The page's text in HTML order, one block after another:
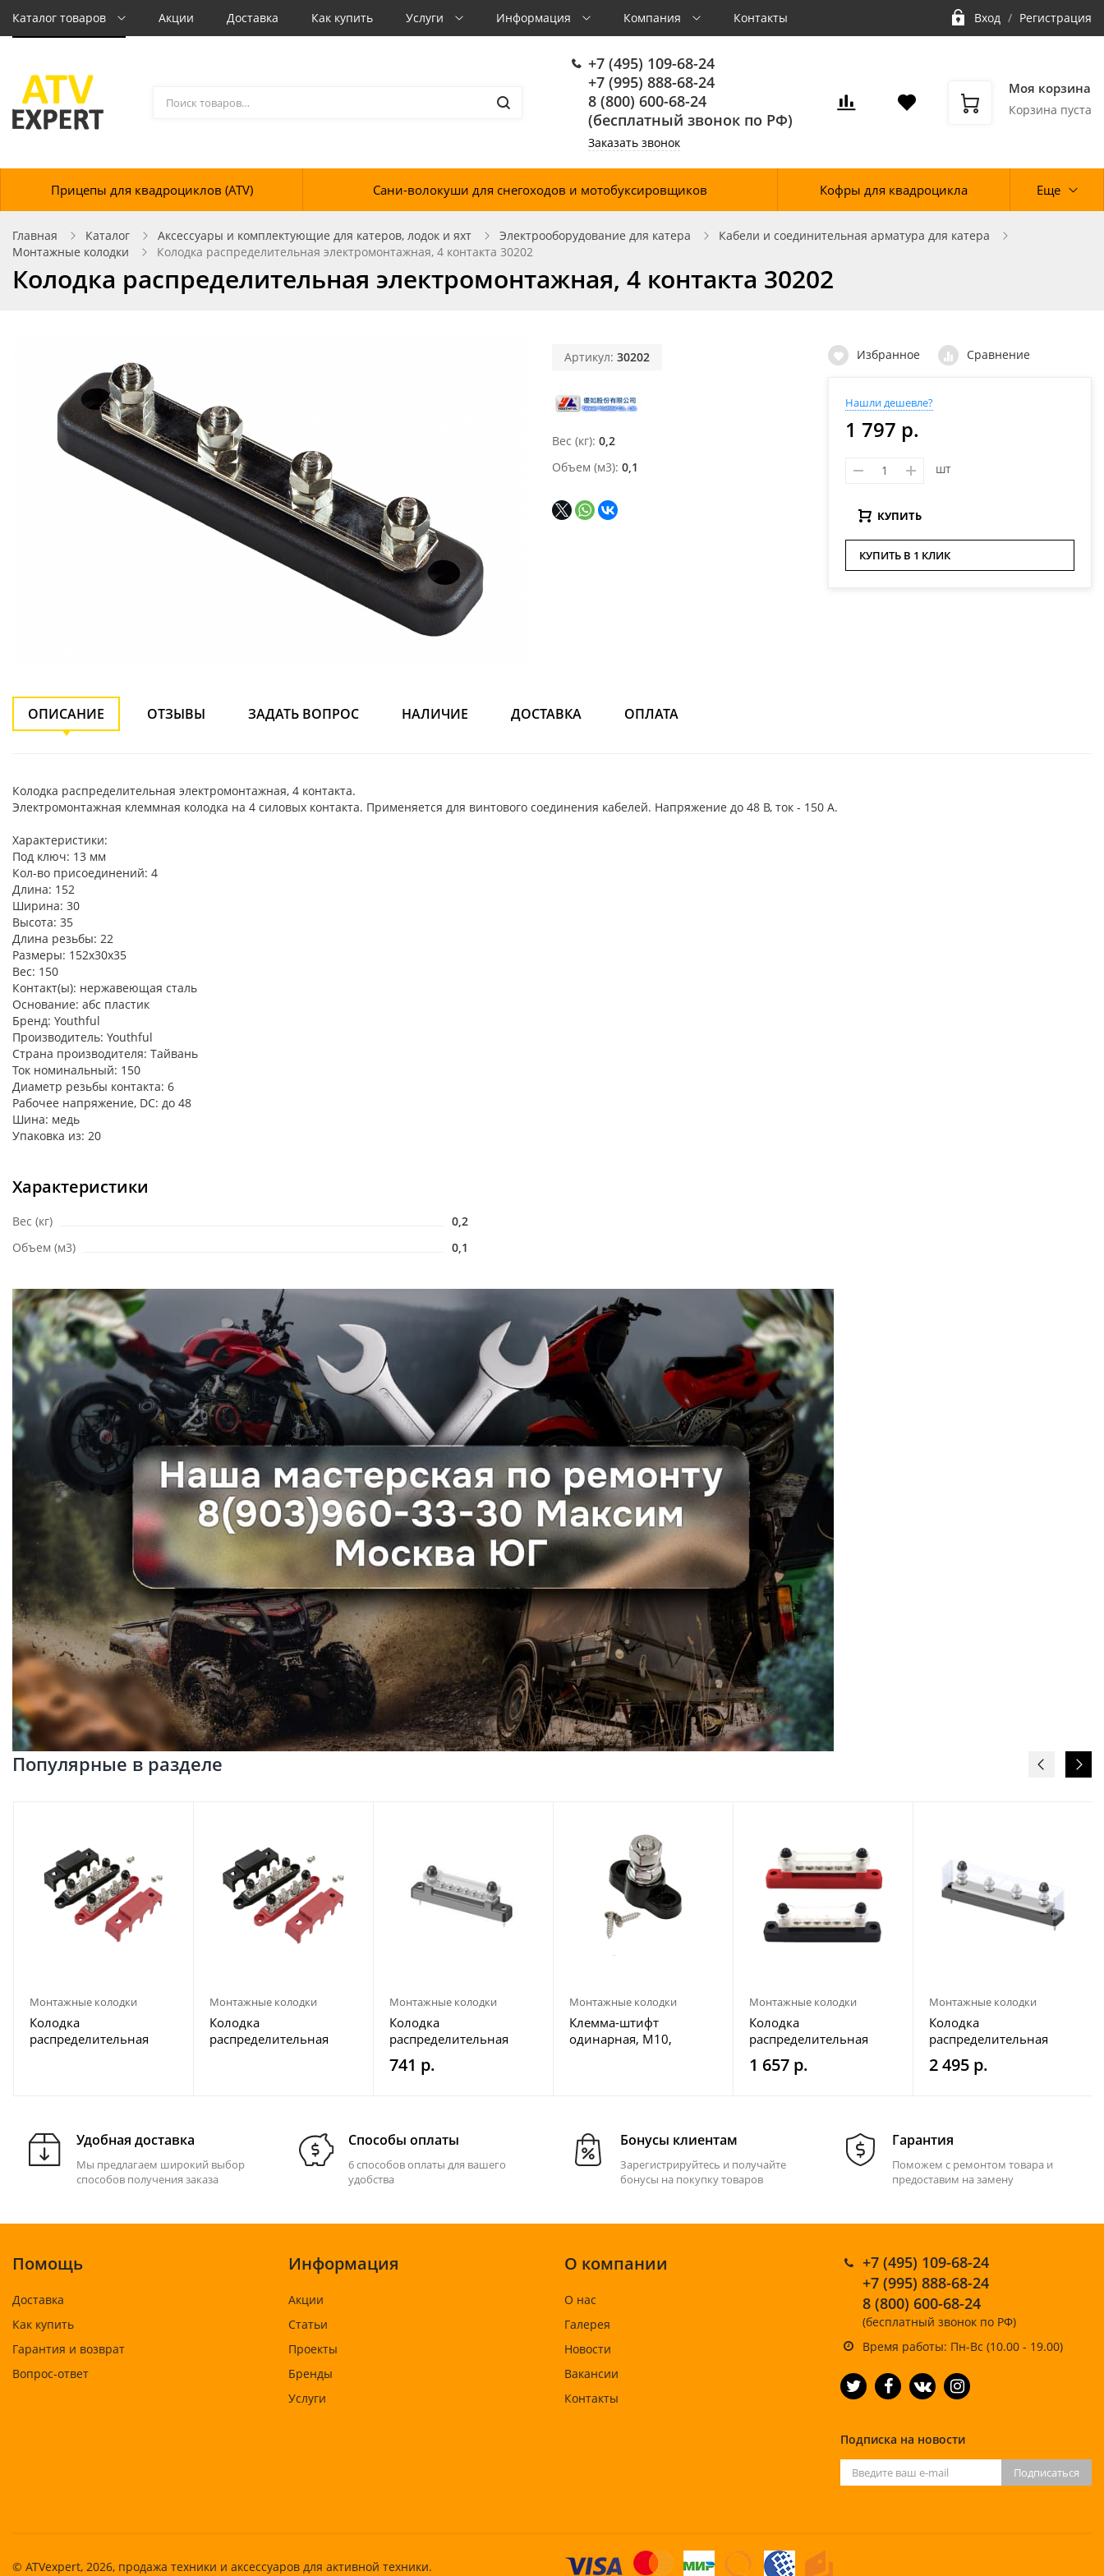
Каталог товаров Акции Доставка Как купить Услуги Информация Компания Контакты Вход / Регистрация
+7 (495) 109-68-24
+7 (995) 888-68-24
8 (800) 600-68-24
(бесплатный звонок по РФ)
Заказать звонок
Моя корзина
Корзина пуста
Прицепы для квадроциклов (ATV) Сани-волокуши для снегоходов и мотобуксировщиков Кофры для квадроцикла Еще
Главная Каталог Аксессуары и комплектующие для катеров, лодок и яхт Электрооборудование для катера
Кабели и соединительная арматура для катера
Монтажные колодки
Колодка распределительная электромонтажная, 4 контакта 30202
Колодка распределительная электромонтажная, 4 контакта 30202
Артикул: 30202
Вес (кг) 0,2
Объем (м3) 0,1
Избранное Сравнение
Нашли дешевле?
1 797 р.
шт
КУПИТЬ
КУПИТЬ В 1 КЛИК
ОПИСАНИЕ ОТЗЫВЫ ЗАДАТЬ ВОПРОС НАЛИЧИЕ ДОСТАВКА ОПЛАТА
Колодка распределительная электромонтажная, 4 контакта.
Электромонтажная клеммная колодка на 4 силовых контакта. Применяется для винтового соединения кабелей. Напряжение до 48 В, ток - 150 А.
Характеристики:
Под ключ: 13 мм
Кол-во присоединений: 4
Длина: 152
Ширина: 30
Высота: 35
Длина резьбы: 22
Размеры: 152х30х35
Вес: 150
Контакт(ы): нержавеющая сталь
Основание: абс пластик
Бренд: Youthful
Производитель: Youthful
Страна производителя: Тайвань
Ток номинальный: 150
Диаметр резьбы контакта: 6
Рабочее напряжение, DC: до 48
Шина: медь
Упаковка из: 20
Характеристики
Вес (кг)
0,2
Объем (м3)
0,1
Популярные в разделе
Монтажные колодки
Колодка
распределительная
Монтажные колодки
Колодка
распределительная
Монтажные колодки
Колодка
распределительная
электромонтажная с
защитной крышкой, 6
741 р.
Монтажные колодки
Клемма-штифт
одинарная, M10,
Монтажные колодки
Колодка
распределительная
электромонтажная, 6
контактов, черная/
1 657 р.
Монтажные колодки
Колодка
распределительная
электромонтажная с
защитной крышкой, 4
2 495 р.
Удобная доставка
Мы предлагаем широкий выбор
способов получения заказа
Способы оплаты
6 способов оплаты для вашего
удобства
Бонусы клиентам
Зарегистрируйтесь и получайте
бонусы на покупку товаров
Гарантия
Поможем с ремонтом товара и
предоставим на замену
Помощь
Доставка
Как купить
Гарантия и возврат
Вопрос-ответ
Информация
Акции
Статьи
Проекты
Бренды
Услуги
О компании
О нас
Галерея
Новости
Вакансии
Контакты
+7 (495) 109-68-24
+7 (995) 888-68-24
8 (800) 600-68-24
(бесплатный звонок по РФ)
Время работы: Пн-Вс (10.00 - 19.00)
Подписка на новости
Подписаться
© ATVexpert, 2026, продажа техники и аксессуаров для активной техники.